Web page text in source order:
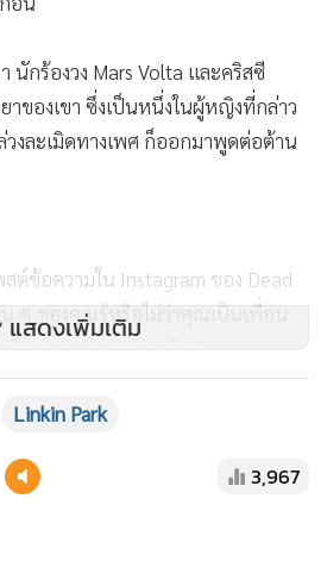
นักร้องวง Mars Volta และคริสซี
าของเขา ซึ่งเป็นหนึ่งในผู้หญิงที่กล่าว
วงละเมิดทางเพศ ก็ออกมาพูดต่อต้าน
ต์ข้อความใน Instagram ของ Dead
ๆ ของคุณรู้หรือไม่ว่าคุณเป็นเพื่อน
เพื่อนคุณ ที่ก่อคดีข่มขืน”
แสดงเพิ่มเติม
Linkin Park
3,967